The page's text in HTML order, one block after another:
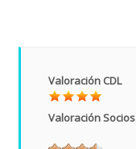
Valoración CDL
Valoración Socios